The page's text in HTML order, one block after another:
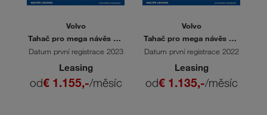
Volvo
Tahač pro mega návěs FH
460
Datum první registrace 2023
Leasing
od€ 1.155,-/měsíc
Volvo
Tahač pro mega návěs FH
500
Datum první registrace 2022
Leasing
od€ 1.135,-/měsíc